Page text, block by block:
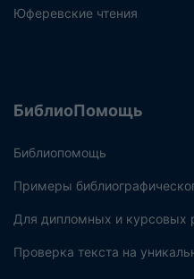
Юферевские чтения
БиблиоПомощь
Библиопомощь
Примеры
Для дипломных и курсовых
Проверка текста на